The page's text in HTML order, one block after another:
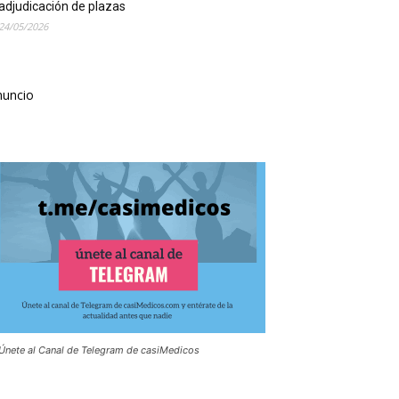
de plazas
05/2026
al Canal de Telegram de casiMedicos